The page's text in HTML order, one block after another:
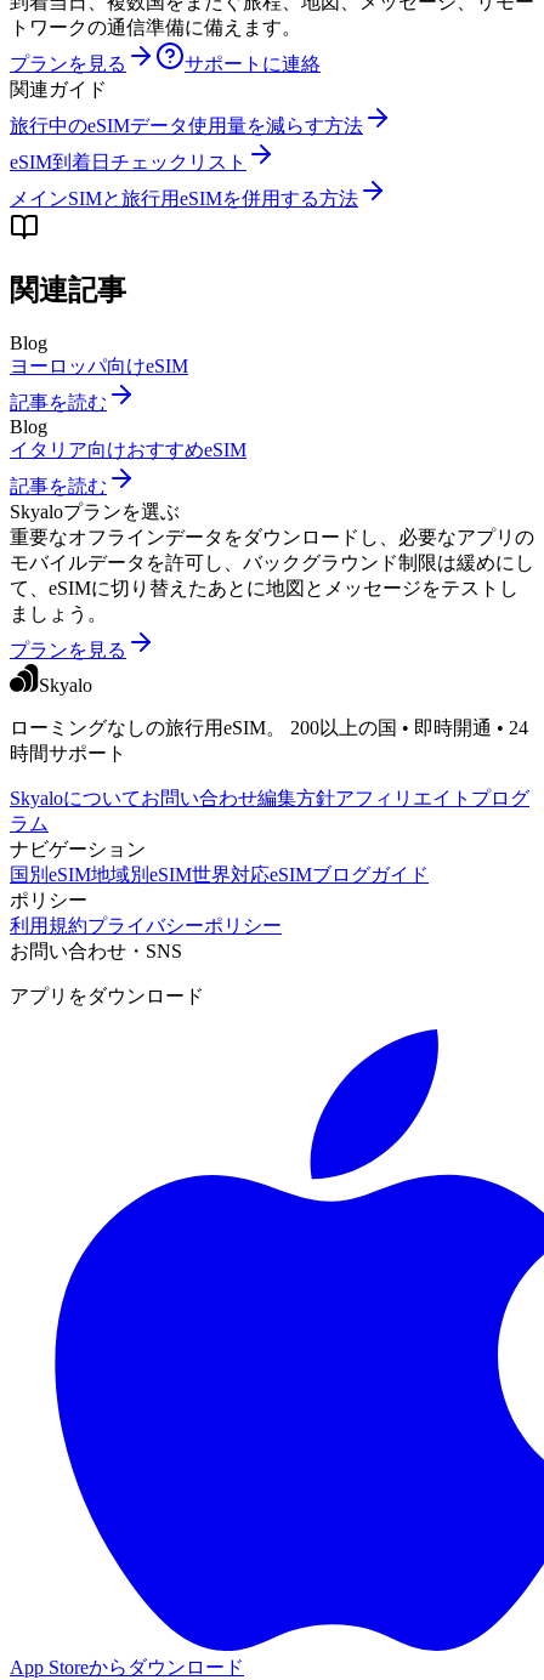
トワークの通信準備に備えます。
プランを見る
サポートに連絡
関連ガイド
旅行中のeSIMデータ使用量を減らす方法
eSIM到着日チェックリスト
メインSIMと旅行用eSIMを併用する方法
関連記事
Blog
ヨーロッパ向けeSIM
記事を読む
Blog
イタリア向けおすすめeSIM
記事を読む
Skyaloプランを選ぶ
重要なオフラインデータをダウンロードし、必要なアプリの
モバイルデータを許可し、バックグラウンド制限は緩めにし
て、eSIMに切り替えたあとに地図とメッセージをテストし
ましょう。
プランを見る
Skyalo
ローミングなしの旅行用eSIM。 200以上の国 • 即時開通 • 24
時間サポート
Skyaloについてお問い合わせ編集方針アフィリエイトプログ
ラム
ナビゲーション
国別eSIM地域別eSIM世界対応eSIMブログガイド
ポリシー
利用規約プライバシーポリシー
お問い合わせ・SNS
アプリをダウンロード
App Storeからダウンロード